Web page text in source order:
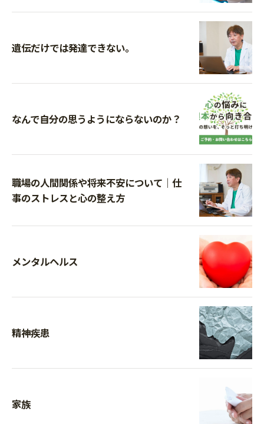
遺伝だけでは発達できない。
なんで自分の思うようにならないのか？
職場の人間関係や将来不安について｜仕
事のストレスと心の整え方
メンタルヘルス
精神疾患
家族